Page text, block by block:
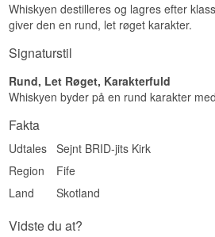
Aftapper: St.
Region/Land:
Skotland
ABV: 45,1 %
Størrelse: 70 CL
Fadtype: Cask no. 2
Ikke koldfiltreret: Ja
Naturlig farve: Ja
Whiskyen destilleres og lagres efter
giver den en rund, let røget karakter.
Signaturstil
Rund, Let Røget, Karakterfuld
Whiskyen byder på en rund karakter
Fakta
Udtales
Sejnt BRID-jits Kirk
Region
Fife
Land
Skotland
Vidste du at?